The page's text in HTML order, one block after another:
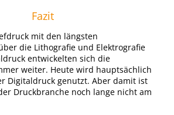
Fazit
mit den längsten
die Lithografie und Elektrografie
entwickelten sich die
weiter. Heute wird hauptsächlich
Digitaldruck genutzt. Aber damit ist
Druckbranche noch lange nicht am